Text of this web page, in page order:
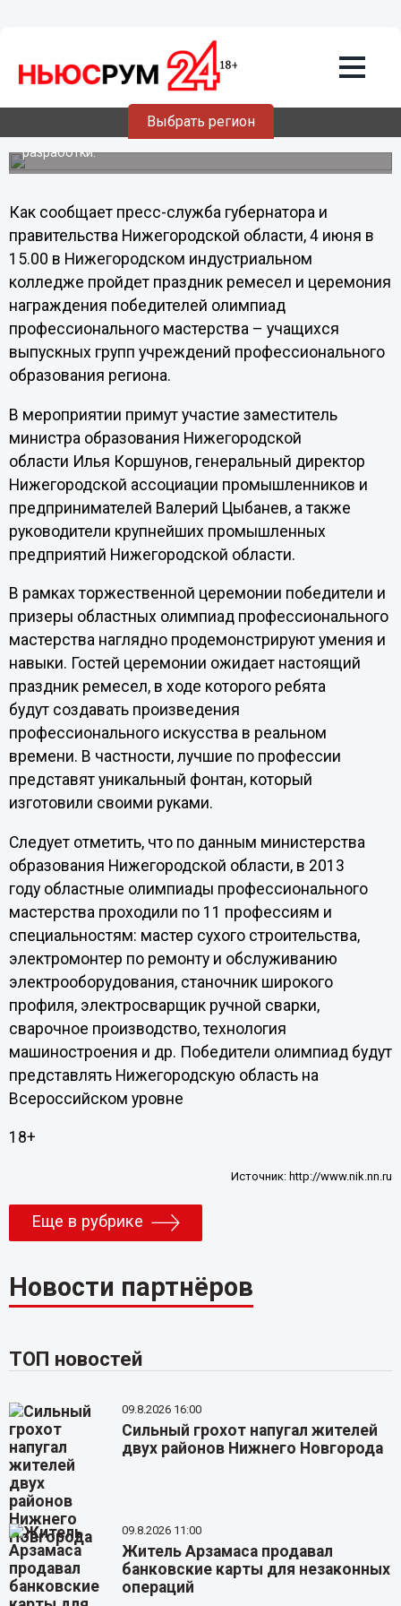
Выбрать регион
В Нижегородской области назовут
«Лучших по профессии-2013»
Победители региональных олимпиад
профессионального мастерства представят уникальные
разработки.
Как сообщает пресс-служба губернатора и
правительства Нижегородской области, 4 июня в
15.00 в Нижегородском индустриальном
колледже пройдет праздник ремесел и церемония
награждения победителей олимпиад
профессионального мастерства – учащихся
выпускных групп учреждений профессионального
образования региона.
В мероприятии примут участие заместитель
министра образования Нижегородской
области Илья Коршунов, генеральный директор
Нижегородской ассоциации промышленников и
предпринимателей Валерий Цыбанев, а также
руководители крупнейших промышленных
предприятий Нижегородской области.
В рамках торжественной церемонии победители и
призеры областных олимпиад профессионального
мастерства наглядно продемонстрируют умения и
навыки. Гостей церемонии ожидает настоящий
праздник ремесел, в ходе которого ребята
будут создавать произведения
профессионального искусства в реальном
времени. В частности, лучшие по профессии
представят уникальный фонтан, который
изготовили своими руками.
Следует отметить, что по данным министерства
образования Нижегородской области, в 2013
году областные олимпиады профессионального
мастерства проходили по 11 профессиям и
специальностям: мастер сухого строительства,
электромонтер по ремонту и обслуживанию
электрооборудования, станочник широкого
профиля, электросварщик ручной сварки,
сварочное производство, технология
машиностроения и др. Победители олимпиад будут
представлять Нижегородскую область на
Всероссийском уровне
18+
Источник: http://www.nik.nn.ru
Еще в рубрике
Новости партнёров
ТОП новостей
09.8.2026 16:00
Сильный грохот напугал жителей
двух районов Нижнего Новгорода
09.8.2026 11:00
Житель Арзамаса продавал
банковские карты для незаконных
операций